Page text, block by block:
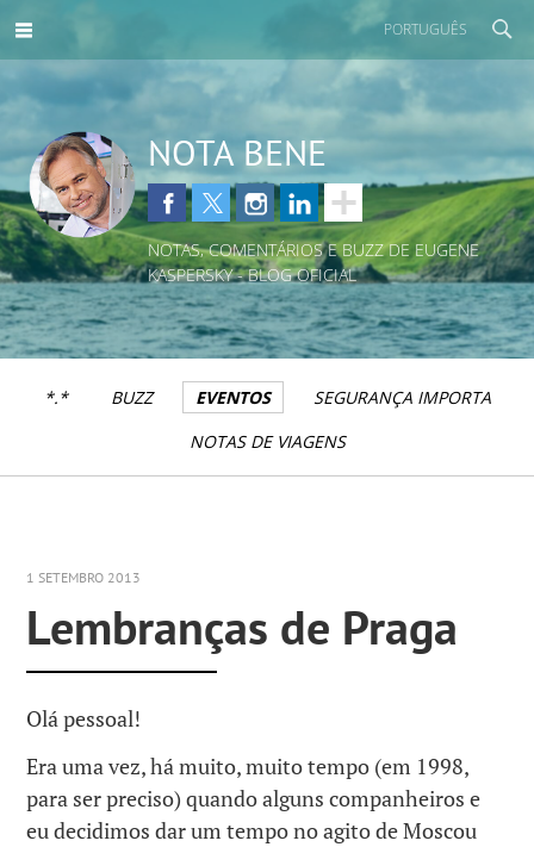
PORTUGUÊS
NOTA BENE
NOTAS, COMENTÁRIOS E BUZZ DE EUGENE
KASPERSKY - BLOG OFICIAL
*.* BUZZ EVENTOS
SEGURANÇA IMPORTA
NOTAS DE VIAGENS
1 SETEMBRO 2013
Lembranças de Praga
Olá pessoal!
Era uma vez, há muito, muito tempo (em 1998,
para ser preciso) quando alguns companheiros e
eu decidimos dar um tempo no agito de Moscou